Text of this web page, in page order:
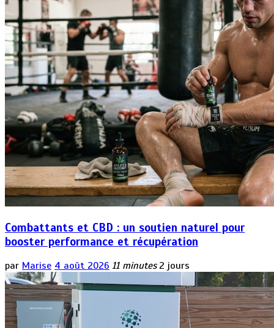
Combattants et CBD : un soutien naturel pour
booster performance et récupération
par Marise 4 août 2026 11 minutes 2 jours